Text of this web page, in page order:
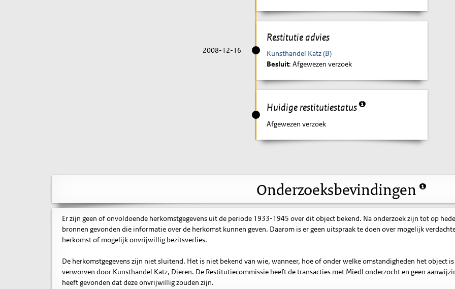
Restitutie advies
2008-12-16
Kunsthandel Katz (B)
Besluit: Afgewezen verzoek
Huidige restitutiestatus
Afgewezen verzoek
Onderzoeksbevindingen
Er zijn geen of onvoldoende herkomstgegevens uit de periode 1933-1945 over dit object bekend. Na onderzoek zijn tot op
bronnen gevonden die informatie over de herkomst kunnen geven. Daarom is er geen uitspraak te doen over mogelijk
herkomst of mogelijk onvrijwillig bezitsverlies.
De herkomstgegevens zijn niet sluitend. Het is niet bekend van wie, wanneer, hoe of onder welke omstandigheden het object is
verworven door Kunsthandel Katz, Dieren. De Restitutiecommissie heeft de transacties met Miedl onderzocht en geen
heeft gevonden dat deze onvrijwillig zouden zijn.